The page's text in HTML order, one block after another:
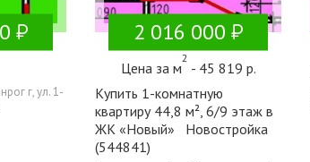
г, ул. 1-
2 016 000
Цена за м
2
- 45 819 р.
Купить 1-комнатную
квартиру 44,8 м², 6/9 этаж в
ЖК «Новый» Новостройка
(544841)